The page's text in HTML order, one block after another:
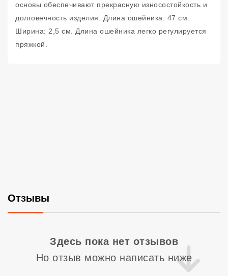
основы обеспечивают прекрасную износостойкость и
долговечность изделия. Длина ошейника: 47 см.
Ширина: 2,5 см. Длина ошейника легко регулируется
пряжкой.
Отзывы
Здесь пока нет отзывов
Но отзыв можно написать ниже